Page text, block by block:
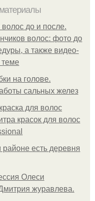
до и после.
волос: фото до
а также видео-
теме
на голове.
сальных желез
для волос
красок для волос
есть деревня
Олеси
журавлева.